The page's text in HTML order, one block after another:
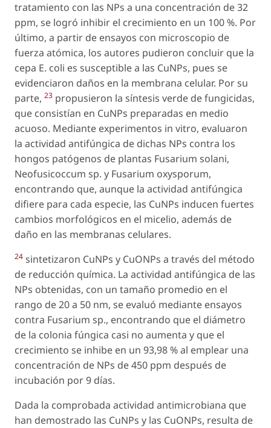
tratamiento con las NPs a una concentración de 32
ppm, se logró inhibir el crecimiento en un 100 %. Por
último, a partir de ensayos con microscopio de
fuerza atómica, los autores pudieron concluir que la
cepa E. coli es susceptible a las CuNPs, pues se
evidenciaron daños en la membrana celular. Por su
parte, 23 propusieron la síntesis verde de fungicidas,
que consistían en CuNPs preparadas en medio
acuoso. Mediante experimentos in vitro, evaluaron
la actividad antifúngica de dichas NPs contra los
hongos patógenos de plantas Fusarium solani,
Neofusicoccum sp. y Fusarium oxysporum,
encontrando que, aunque la actividad antifúngica
difiere para cada especie, las CuNPs inducen fuertes
cambios morfológicos en el micelio, además de
daño en las membranas celulares.
24 sintetizaron CuNPs y CuONPs a través del método
de reducción química. La actividad antifúngica de las
NPs obtenidas, con un tamaño promedio en el
rango de 20 a 50 nm, se evaluó mediante ensayos
contra Fusarium sp., encontrando que el diámetro
de la colonia fúngica casi no aumenta y que el
crecimiento se inhibe en un 93,98 % al emplear una
concentración de NPs de 450 ppm después de
incubación por 9 días.
Dada la comprobada actividad antimicrobiana que
han demostrado las CuNPs y las CuONPs, resulta de